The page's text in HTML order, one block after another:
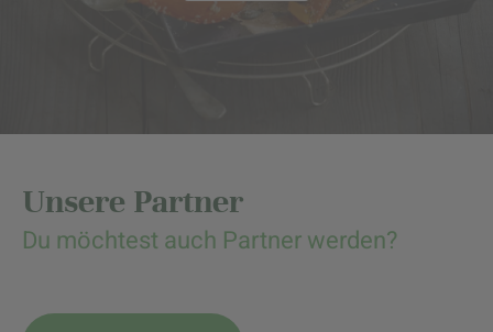
Unsere Partner
Du möchtest auch Partner werden?